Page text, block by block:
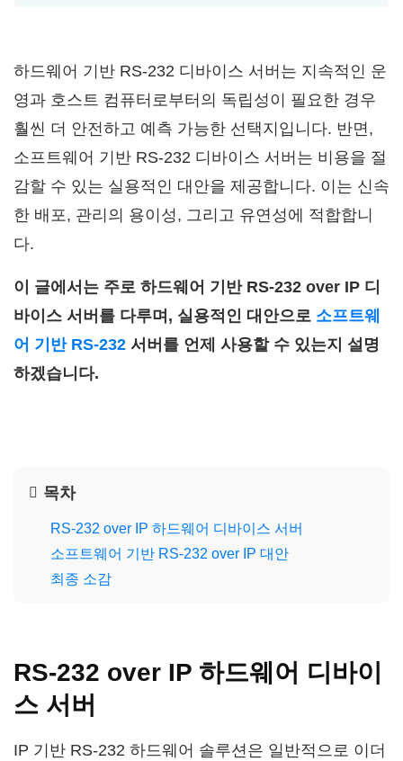
하드웨어 기반 RS-232 디바이스 서버는 지속적인 운
영과 호스트 컴퓨터로부터의 독립성이 필요한 경우
훨씬 더 안전하고 예측 가능한 선택지입니다. 반면,
소프트웨어 기반 RS-232 디바이스 서버는 비용을 절
감할 수 있는 실용적인 대안을 제공합니다. 이는 신속
한 배포, 관리의 용이성, 그리고 유연성에 적합합니
다.
이 글에서는 주로 하드웨어 기반 RS-232 over IP 디
바이스 서버를 다루며, 실용적인 대안으로 소프트웨
어 기반 RS-232 서버를 언제 사용할 수 있는지 설명
하겠습니다.
목차
RS-232 over IP 하드웨어 디바이스 서버
소프트웨어 기반 RS-232 over IP 대안
최종 소감
RS-232 over IP 하드웨어 디바이
스 서버
IP 기반 RS-232 하드웨어 솔루션은 일반적으로 이더